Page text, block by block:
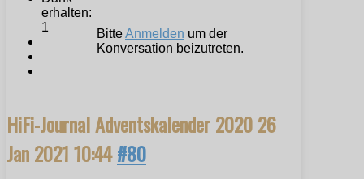
erhalten:
1
BitteAnmelden um der
Konversation beizutreten.
HiFi-Journal Adventskalender 202026
Jan 2021 10:44#80